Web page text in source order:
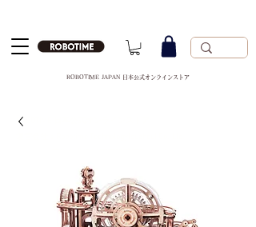
ROBOTIME JAPAN 日本公式オンラインストア
ROBOTIME 日本公式オンラインストア